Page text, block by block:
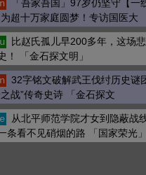
「吾家吾国」97岁仍坚守【一
超十万家庭圆梦！专访国医大
比赵氏孤儿早200多年，这场
！ 「金石探文明」
32字铭文破解武王伐纣历史谜
战”传奇史诗 「金石探文
从北平师范学院才女到隐蔽战
条看不见硝烟的路 「国家荣光